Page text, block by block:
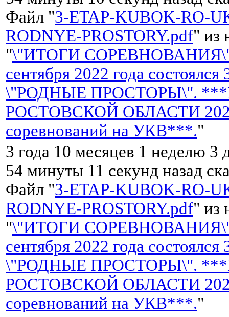
Файл "3-ETAP-KUBOK-RO-
RODNYE-PROSTORY.pdf" из
"\"ИТОГИ
сентября 2022 года
\"РОДНЫЕ ПРОСТОРЫ\".
РОСТОВСКОЙ ОБЛАСТИ
соревнований на УКВ***."
3 года 10 месяцев 1 неделю 3
54 минуты 11 секунд назад
Файл "3-ETAP-KUBOK-RO-
RODNYE-PROSTORY.pdf" из
"\"ИТОГИ
сентября 2022 года
\"РОДНЫЕ ПРОСТОРЫ\".
РОСТОВСКОЙ ОБЛАСТИ
соревнований на УКВ***."